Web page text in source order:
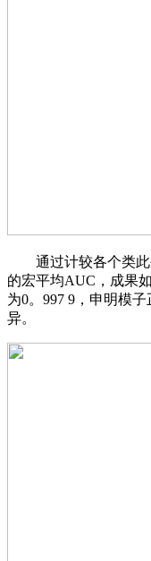
通过计较各个类此
的宏平均AUC，成果
为0。997 9，申明模
异。